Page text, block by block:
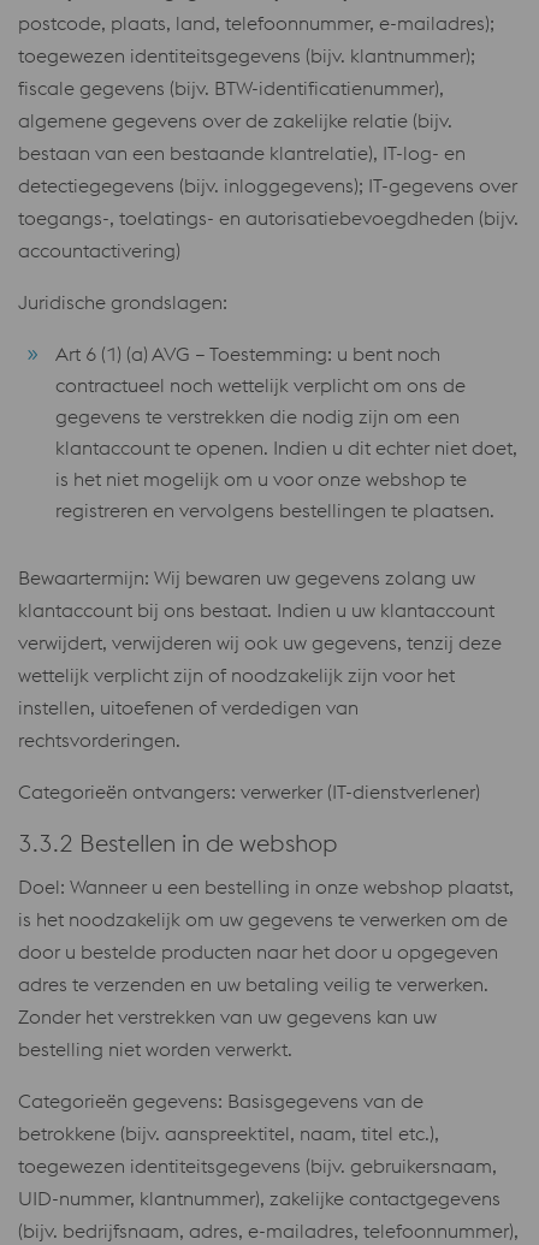
postcode, plaats, land, telefoonnummer, e-mailadres);
toegewezen identiteitsgegevens (bijv. klantnummer);
fiscale gegevens (bijv. BTW-identificatienummer),
algemene gegevens over de zakelijke relatie (bijv.
bestaan ​​van een bestaande klantrelatie), IT-log- en
detectiegegevens (bijv. inloggegevens); IT-gegevens over
toegangs-, toelatings- en autorisatiebevoegdheden (bijv.
accountactivering)
Juridische grondslagen:
Art 6 (1) (a) AVG – Toestemming: u bent noch
contractueel noch wettelijk verplicht om ons de
gegevens te verstrekken die nodig zijn om een ​​
klantaccount te openen. Indien u dit echter niet doet,
is het niet mogelijk om u voor onze webshop te
registreren en vervolgens bestellingen te plaatsen.
Bewaartermijn: Wij bewaren uw gegevens zolang uw
klantaccount bij ons bestaat. Indien u uw klantaccount
verwijdert, verwijderen wij ook uw gegevens, tenzij deze
wettelijk verplicht zijn of noodzakelijk zijn voor het
instellen, uitoefenen of verdedigen van
rechtsvorderingen.
Categorieën ontvangers: verwerker (IT-dienstverlener)
3.3.2 Bestellen in de webshop
Doel: Wanneer u een bestelling in onze webshop plaatst,
is het noodzakelijk om uw gegevens te verwerken om de
door u bestelde producten naar het door u opgegeven
adres te verzenden en uw betaling veilig te verwerken.
Zonder het verstrekken van uw gegevens kan uw
bestelling niet worden verwerkt.
Categorieën gegevens: Basisgegevens van de
betrokkene (bijv. aanspreektitel, naam, titel etc.),
toegewezen identiteitsgegevens (bijv. gebruikersnaam,
UID-nummer, klantnummer), zakelijke contactgegevens
(bijv. bedrijfsnaam, adres, e-mailadres, telefoonnummer),